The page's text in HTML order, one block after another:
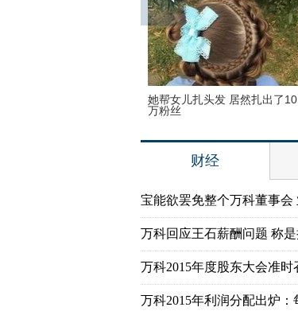
美媒揭秘特朗普参选真正原因：
源自奥巴马5年前对他的侮辱
古装最美“眉心坠
财经
宝能欲罢免整个万科董事
万科回应王石薪酬问题 称
万科2015年度股东大会准
万科2015年利润分配出炉：